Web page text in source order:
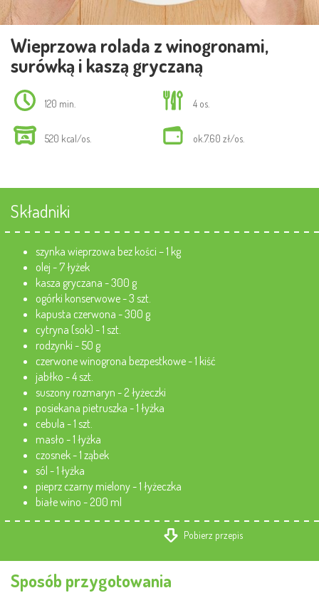
Wieprzowa rolada z winogronami,
surówką i kaszą gryczaną
120 min. 4 os.
520 kcal/os. ok.7.60 zł/os.
Składniki
szynka wieprzowa bez kości – 1 kg
olej - 7 łyżek
kasza gryczana - 300 g
ogórki konserwowe - 3 szt.
kapusta czerwona - 300 g
cytryna (sok) - 1 szt.
rodzynki - 50 g
czerwone winogrona bezpestkowe - 1 kiść
jabłko - 4 szt.
suszony rozmaryn - 2 łyżeczki
posiekana pietruszka - 1 łyżka
cebula - 1 szt.
masło - 1 łyżka
czosnek - 1 ząbek
sól - 1 łyżka
pieprz czarny mielony - 1 łyżeczka
białe wino - 200 ml
Pobierz przepis
Sposób przygotowania